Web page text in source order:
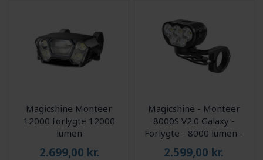
Magicshine Monteer
12000 forlygte 12000
lumen
2.699,00 kr.
Magicshine - Monteer
8000S V2.0 Galaxy -
Forlygte - 8000 lumen -
USB opladelig
2.599,00 kr.